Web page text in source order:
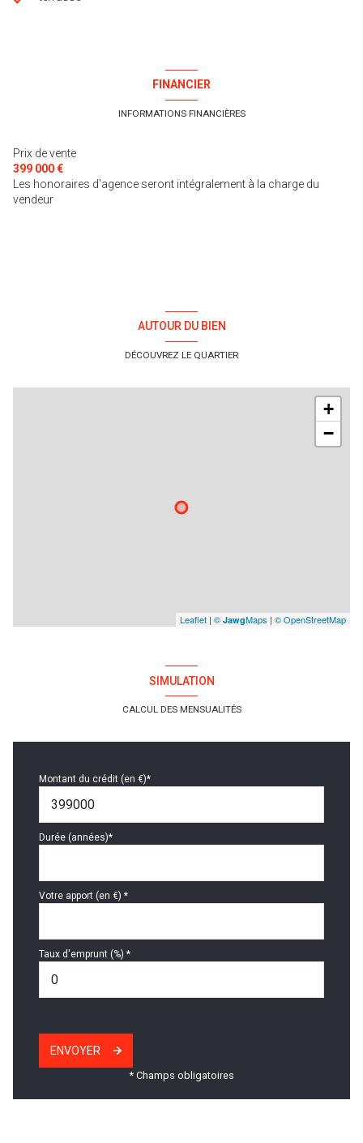
FINANCIER
INFORMATIONS FINANCIÈRES
Prix de vente
399 000 €
Les honoraires d'agence seront intégralement à la charge du
vendeur
AUTOUR DU BIEN
DÉCOUVREZ LE QUARTIER
+
−
Leaflet | © JawgMaps | © OpenStreetMap
SIMULATION
CALCUL DES MENSUALITÉS
Montant du crédit (en €)*
Durée (années)*
Votre apport (en €) *
Taux d'emprunt (%) *
ENVOYER
* Champs obligatoires